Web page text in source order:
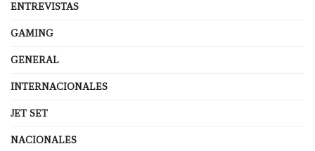
ENTREVISTAS
GAMING
GENERAL
INTERNACIONALES
JET SET
NACIONALES